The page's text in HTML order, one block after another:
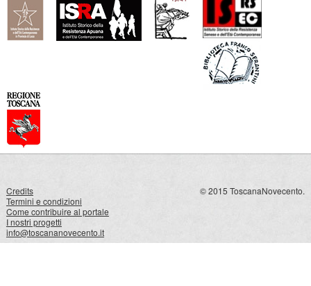
Credits
Termini e condizioni
Come contribuire al portale
I nostri progetti
info@toscananovecento.it
© 2015 ToscanaNovecento.